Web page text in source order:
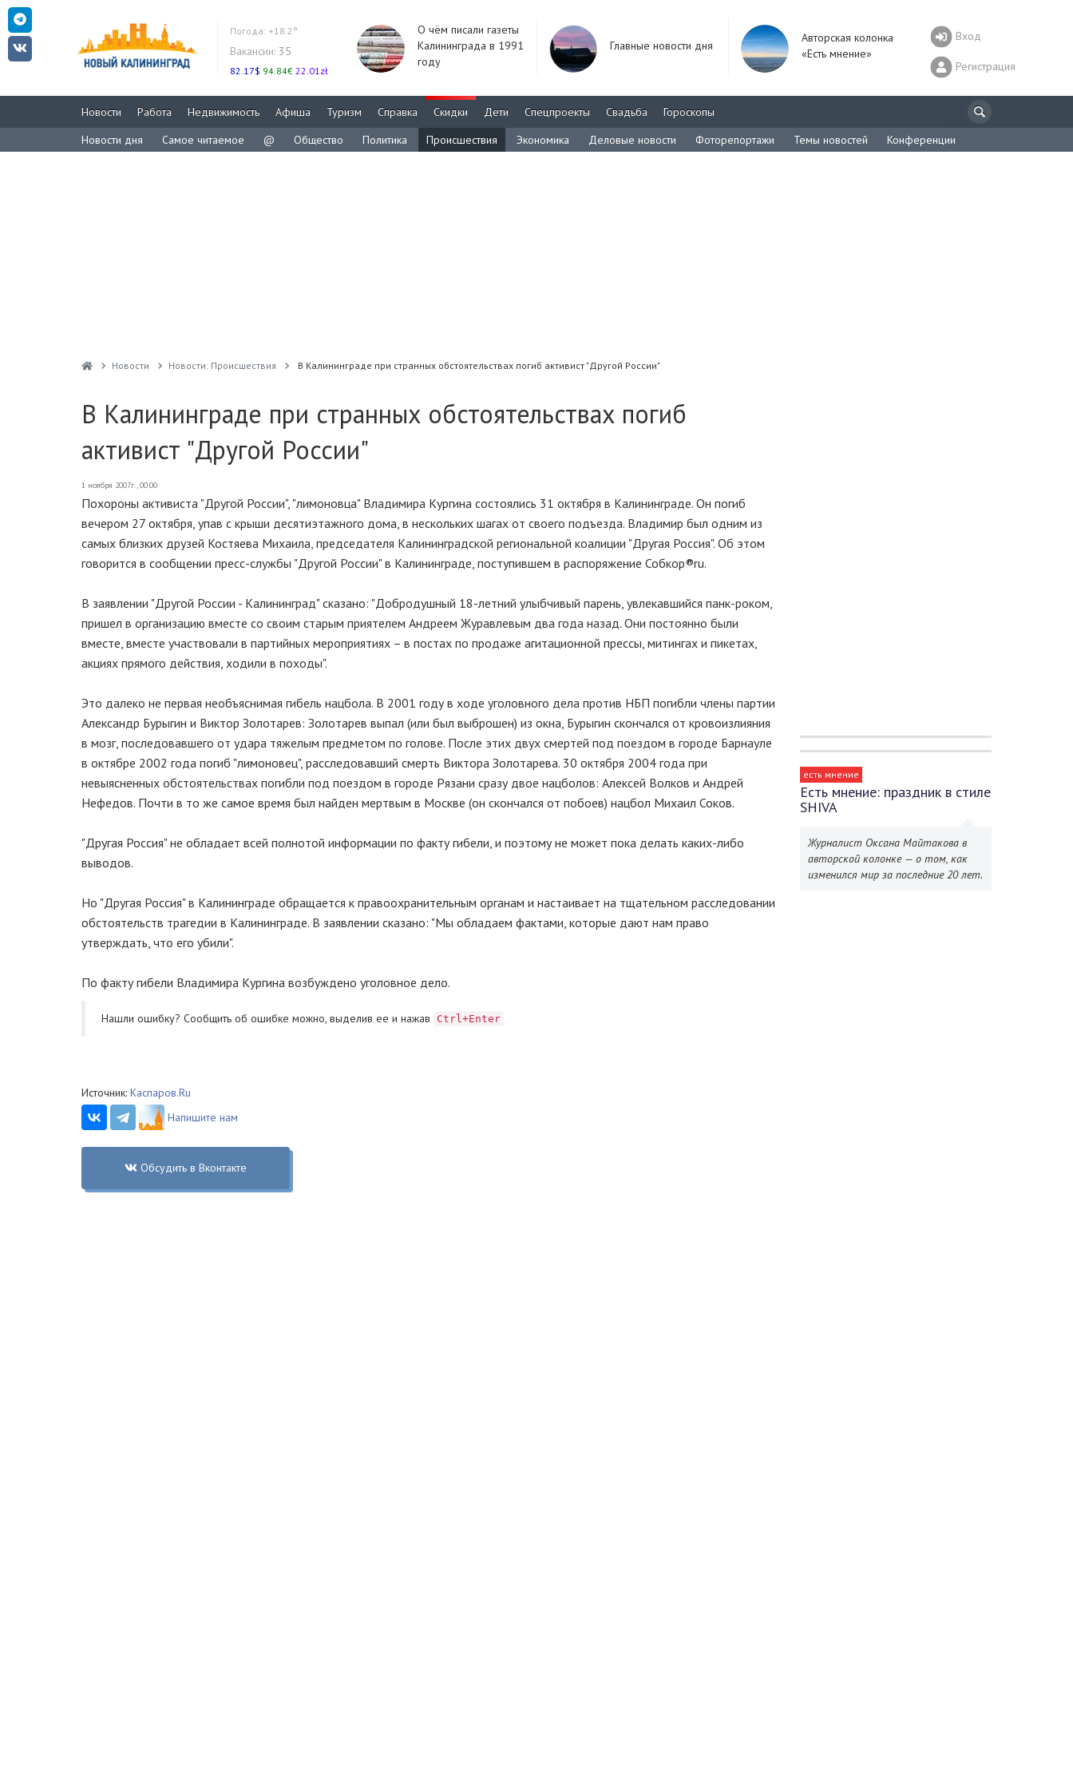
Погода: +18.2°
Вакансии: 35
82.17$ 94.84€ 22.01zł
О чём писали газеты
Калининграда в 1991
году
Главные новости дня
Авторская колонка
«Есть мнение»
Вход
Регистрация
Новости Работа Недвижимость Афиша Туризм Справка Скидки Дети Спецпроекты Свадьба
Гороскопы
Новости дня
Самое читаемое @ Общество Политика Происшествия Экономика Деловые новости Фоторепортажи Темы новостей Конференции
Новости Новости: Происшествия В Калининграде при странных обстоятельствах погиб активист "Другой России"
В Калининграде при странных обстоятельствах погиб
активист "Другой России"
1 ноября 2007г., 00:00
Похороны активиста "Другой России", "лимоновца" Владимира Кургина состоялись 31 октября в Калининграде. Он погиб
вечером 27 октября, упав с крыши десятиэтажного дома, в нескольких шагах от своего подъезда. Владимир был одним из
самых близких друзей Костяева Михаила, председателя Калининградской региональной коалиции "Другая Россия". Об этом
говорится в сообщении пресс-службы "Другой России" в Калининграде, поступившем в распоряжение Собкор®ru.
В заявлении "Другой России - Калининград" сказано: "Добродушный 18-летний улыбчивый парень, увлекавшийся панк-роком,
пришел в организацию вместе со своим старым приятелем Андреем Журавлевым два года назад. Они постоянно были
вместе, вместе участвовали в партийных мероприятиях – в постах по продаже агитационной прессы, митингах и пикетах,
акциях прямого действия, ходили в походы".
Это далеко не первая необъяснимая гибель нацбола. В 2001 году в ходе уголовного дела против НБП погибли члены партии
Александр Бурыгин и Виктор Золотарев: Золотарев выпал (или был выброшен) из окна, Бурыгин скончался от кровоизлияния
в мозг, последовавшего от удара тяжелым предметом по голове. После этих двух смертей под поездом в городе Барнауле
в октябре 2002 года погиб "лимоновец", расследовавший смерть Виктора Золотарева. 30 октября 2004 года при
невыясненных обстоятельствах погибли под поездом в городе Рязани сразу двое нацболов: Алексей Волков и Андрей
Нефедов. Почти в то же самое время был найден мертвым в Москве (он скончался от побоев) нацбол Михаил Соков.
"Другая Россия" не обладает всей полнотой информации по факту гибели, и поэтому не может пока делать каких-либо
выводов.
Но "Другая Россия" в Калининграде обращается к правоохранительным органам и настаивает на тщательном расследовании
обстоятельств трагедии в Калининграде. В заявлении сказано: "Мы обладаем фактами, которые дают нам право
утверждать, что его убили".
По факту гибели Владимира Кургина возбуждено уголовное дело.
Нашли ошибку? Cообщить об ошибке можно, выделив ее и нажав Ctrl+Enter
Источник: Каспаров.Ru
Напишите нам
Обсудить в Вконтакте
есть мнение
Есть мнение: праздник в стиле
SHIVA
Журналист Оксана Майтакова в
авторской колонке — о том, как
изменился мир за последние 20 лет.